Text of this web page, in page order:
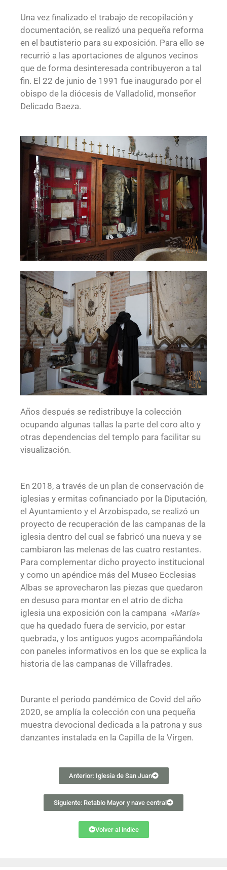
Una vez finalizado el trabajo de recopilación y
documentación, se realizó una pequeña reforma
en el bautisterio para su exposición. Para ello se
recurrió a las aportaciones de algunos vecinos
que de forma desinteresada contribuyeron a tal
fin. El 22 de junio de 1991 fue inaugurado por el
obispo de la diócesis de Valladolid, monseñor
Delicado Baeza.
Años después se redistribuye la colección
ocupando algunas tallas la parte del coro alto y
otras dependencias del templo para facilitar su
visualización.
En 2018, a través de un plan de conservación de
iglesias y ermitas cofinanciado por la Diputación,
el Ayuntamiento y el Arzobispado, se realizó un
proyecto de recuperación de las campanas de la
iglesia dentro del cual se fabricó una nueva y se
cambiaron las melenas de las cuatro restantes.
Para complementar dicho proyecto institucional
y como un apéndice más del Museo Ecclesias
Albas se aprovecharon las piezas que quedaron
en desuso para montar en el atrio de dicha
iglesia una exposición con la campana «María»
que ha quedado fuera de servicio, por estar
quebrada, y los antiguos yugos acompañándola
con paneles informativos en los que se explica la
historia de las campanas de Villafrades.
Durante el periodo pandémico de Covid del año
2020, se amplía la colección con una pequeña
muestra devocional dedicada a la patrona y sus
danzantes instalada en la Capilla de la Virgen.
Anterior: Iglesia de San Juan
Siguiente: Retablo Mayor y nave central
Volver al índice